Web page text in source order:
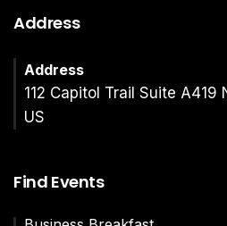
Address
Address
112 Capitol Trail Suite A419
US
Find Events